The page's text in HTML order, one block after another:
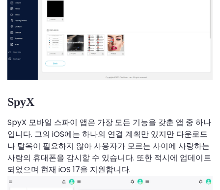
SpyX
SpyX 모바일 스파이 앱은 가장 모든 기능을 갖춘 앱 중 하나
입니다. 그의 iOS에는 하나의 연결 계획만 있지만 다운로드
나 탈옥이 필요하지 않아 사용자가 모르는 사이에 사랑하는
사람의 휴대폰을 감시할 수 있습니다. 또한 적시에 업데이트
되었으며 현재 iOS 17을 지원합니다.